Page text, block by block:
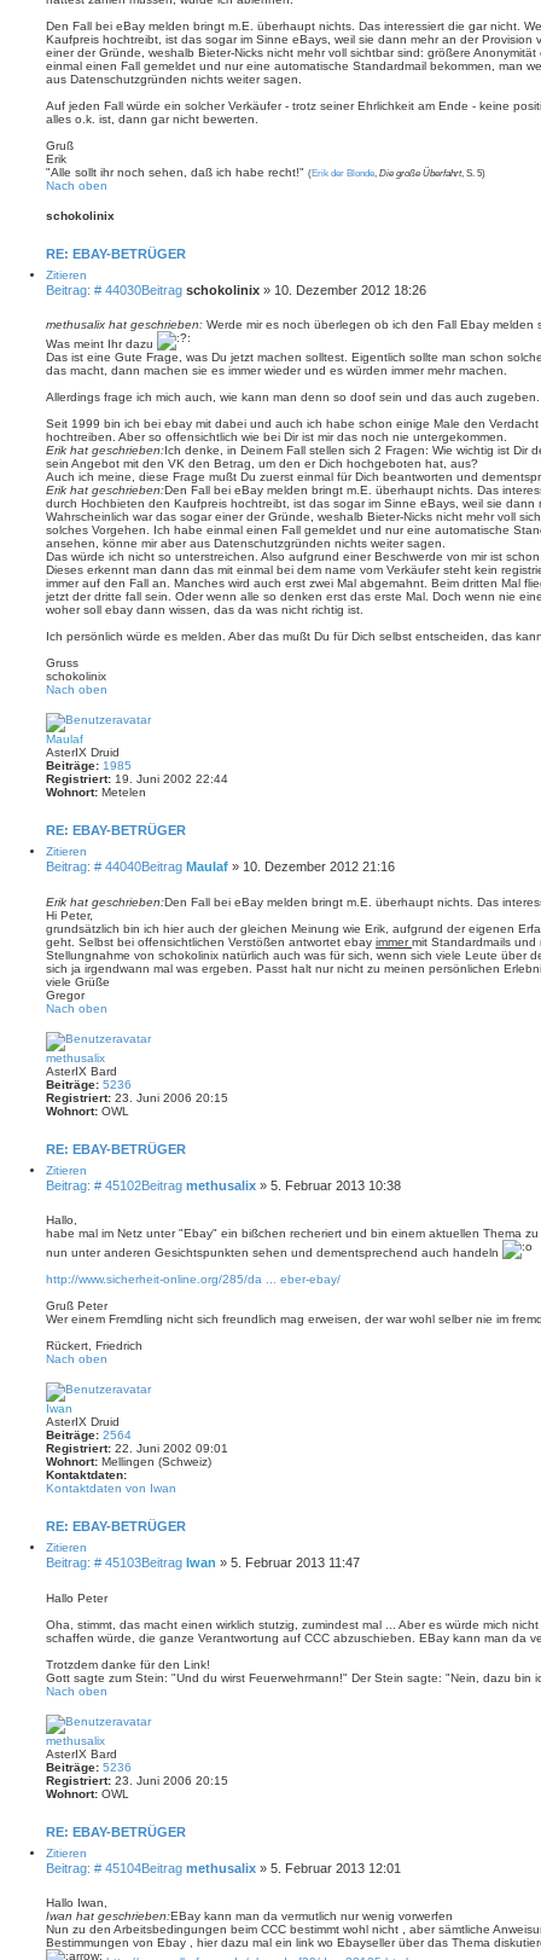
Den Fall bei eBay melden bringt m.E. überhaupt nichts. Das interessiert die gar nicht.
Kaufpreis hochtreibt, ist das sogar im Sinne eBays, weil sie dann mehr an der Provision
einer der Gründe, weshalb Bieter-Nicks nicht mehr voll sichtbar sind: größere
einmal einen Fall gemeldet und nur eine automatische Standardmail bekommen, man
aus Datenschutzgründen nichts weiter sagen.
Auf jeden Fall würde ein solcher Verkäufer - trotz seiner Ehrlichkeit am Ende - keine
alles o.k. ist, dann gar nicht bewerten.
Gruß
Erik
"Alle sollt ihr noch sehen, daß ich habe recht!" (Erik der Blonde Die große Überfahrt, S. 5)
Nach oben
schokolinix
RE: EBAY-BETRÜGER
Zitieren
Beitrag: # 44030Beitrag schokolinix » 10. Dezember 2012 18:26
methusalix hat geschrieben: Werde mir es noch überlegen ob ich den Fall Ebay melden
Was meint Ihr dazu
Das ist eine Gute Frage, was Du jetzt machen solltest. Eigentlich sollte man schon
das macht, dann machen sie es immer wieder und es würden immer mehr machen.
Allerdings frage ich mich auch, wie kann man denn so doof sein und das auch
Seit 1999 bin ich bei ebay mit dabei und auch ich habe schon einige Male den
hochtreiben. Aber so offensichtlich wie bei Dir ist mir das noch nie untergekommen.
Erik hat geschrieben:Ich denke, in Deinem Fall stellen sich 2 Fragen: Wie wichtig ist Dir
sein Angebot mit den VK den Betrag, um den er Dich hochgeboten hat, aus?
Auch ich meine, diese Frage mußt Du zuerst einmal für Dich beantworten und
Erik hat geschrieben:Den Fall bei eBay melden bringt m.E. überhaupt nichts. Das
durch Hochbieten den Kaufpreis hochtreibt, ist das sogar im Sinne eBays, weil sie dann
Wahrscheinlich war das sogar einer der Gründe, weshalb Bieter-Nicks nicht mehr voll
solches Vorgehen. Ich habe einmal einen Fall gemeldet und nur eine automatische
ansehen, könne mir aber aus Datenschutzgründen nichts weiter sagen.
Das würde ich nicht so unterstreichen. Also aufgrund einer Beschwerde von mir ist
Dieses erkennt man dann das mit einmal bei dem name vom Verkäufer steht kein
immer auf den Fall an. Manches wird auch erst zwei Mal abgemahnt. Beim dritten Mal
jetzt der dritte fall sein. Oder wenn alle so denken erst das erste Mal. Doch wenn nie
woher soll ebay dann wissen, das da was nicht richtig ist.
Ich persönlich würde es melden. Aber das mußt Du für Dich selbst entscheiden, das
Gruss
schokolinix
Nach oben
Maulaf
AsterIX Druid
Beiträge: 1985
Registriert: 19. Juni 2002 22:44
Wohnort: Metelen
RE: EBAY-BETRÜGER
Zitieren
Beitrag: # 44040Beitrag Maulaf » 10. Dezember 2012 21:16
Erik hat geschrieben:Den Fall bei eBay melden bringt m.E. überhaupt nichts. Das
Hi Peter,
grundsätzlich bin ich hier auch der gleichen Meinung wie Erik, aufgrund der eigenen
geht. Selbst bei offensichtlichen Verstößen antwortet ebay immermit Standardmails und
Stellungnahme von schokolinix natürlich auch was für sich, wenn sich viele Leute über
sich ja irgendwann mal was ergeben. Passt halt nur nicht zu meinen persönlichen
viele Grüße
Gregor
Nach oben
methusalix
AsterIX Bard
Beiträge: 5236
Registriert: 23. Juni 2006 20:15
Wohnort: OWL
RE: EBAY-BETRÜGER
Zitieren
Beitrag: # 45102Beitrag methusalix » 5. Februar 2013 10:38
Hallo,
habe mal im Netz unter "Ebay" ein bißchen recheriert und bin einem aktuellen Thema
nun unter anderen Gesichtspunkten sehen und dementsprechend auch handeln
http://www.sicherheit-online.org/285/da ... eber-ebay/
Gruß Peter
Wer einem Fremdling nicht sich freundlich mag erweisen, der war wohl selber nie im
Rückert, Friedrich
Nach oben
Iwan
AsterIX Druid
Beiträge: 2564
Registriert: 22. Juni 2002 09:01
Wohnort: Mellingen (Schweiz)
Kontaktdaten:
Kontaktdaten von Iwan
RE: EBAY-BETRÜGER
Zitieren
Beitrag: # 45103Beitrag Iwan » 5. Februar 2013 11:47
Hallo Peter
Oha, stimmt, das macht einen wirklich stutzig, zumindest mal ... Aber es würde mich
schaffen würde, die ganze Verantwortung auf CCC abzuschieben. EBay kann man da
Trotzdem danke für den Link!
Gott sagte zum Stein: "Und du wirst Feuerwehrmann!" Der Stein sagte: "Nein, dazu bin
Nach oben
methusalix
AsterIX Bard
Beiträge: 5236
Registriert: 23. Juni 2006 20:15
Wohnort: OWL
RE: EBAY-BETRÜGER
Zitieren
Beitrag: # 45104Beitrag methusalix » 5. Februar 2013 12:01
Hallo Iwan,
Iwan hat geschrieben:EBay kann man da vermutlich nur wenig vorwerfen
Nun zu den Arbeitsbedingungen beim CCC bestimmt wohl nicht , aber sämtliche
Bestimmungen von Ebay , hier dazu mal ein link wo Ebayseller über das Thema